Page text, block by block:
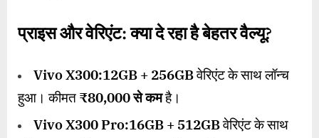
प्राइस और वेरिएंट: क्या दे रहा है बेहतर वैल्यू?
Vivo X300:12GB + 256GBवेरिएंट के साथ लॉन्च
हुआ। कीमत ₹80,000से कमहै।
Vivo X300 Pro:16GB + 512GBवेरिएंट के साथ